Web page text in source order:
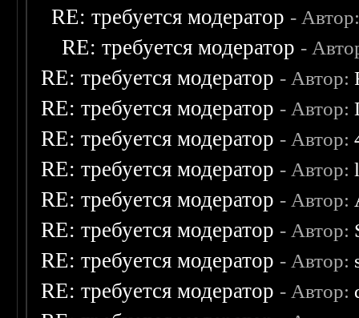
RE: требуется модератор -
RE: требуется модератор -
RE: требуется модератор - Автор:
RE: требуется модератор - Автор:
RE: требуется модератор - Автор:
RE: требуется модератор - Автор:
RE: требуется модератор - Автор:
RE: требуется модератор - Автор:
RE: требуется модератор - Автор:
RE: требуется модератор - Автор: